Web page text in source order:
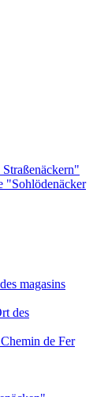
"Sohlödenäcker
magasins
des
de Fer